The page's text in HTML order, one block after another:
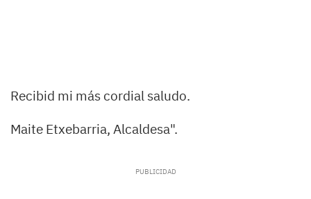
Recibid mi más cordial saludo.
Maite Etxebarria, Alcaldesa".